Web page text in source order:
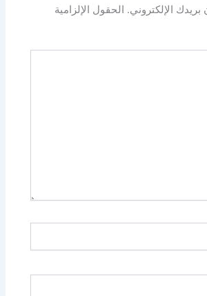
الإلكتروني. الحقول الإلزامية